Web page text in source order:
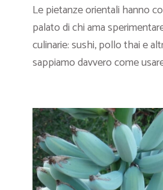
Le pietanze orientali hanno
palato di chi ama
culinarie: sushi, pollo thai e
sappiamo davvero come